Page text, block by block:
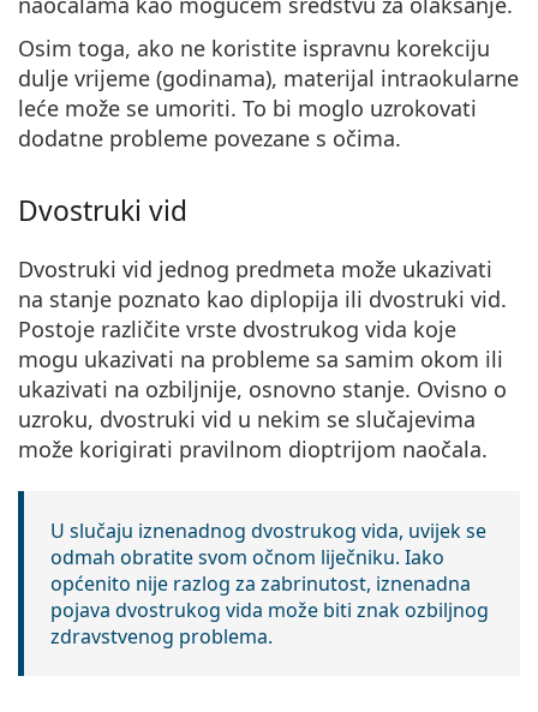
Osim toga, ako ne koristite ispravnu korekciju
dulje vrijeme (godinama), materijal intraokularne
leće može se umoriti. To bi moglo uzrokovati
dodatne probleme povezane s očima.
Dvostruki vid
Dvostruki vid jednog predmeta može ukazivati
na stanje poznato kao diplopija ili dvostruki vid.
Postoje različite vrste dvostrukog vida koje
mogu ukazivati na probleme sa samim okom ili
ukazivati na ozbiljnije, osnovno stanje. Ovisno o
uzroku, dvostruki vid u nekim se slučajevima
može korigirati pravilnom dioptrijom naočala.
U slučaju iznenadnog dvostrukog vida, uvijek se
odmah obratite svom očnom liječniku. Iako
općenito nije razlog za zabrinutost, iznenadna
pojava dvostrukog vida može biti znak ozbiljnog
zdravstvenog problema.